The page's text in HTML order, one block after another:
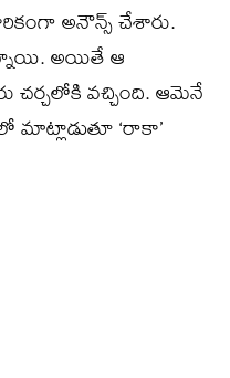
అనౌన్స్‌ చేశారు.
అయితే ఆ
వచ్చింది. ఆమెనే
‘రాకా’